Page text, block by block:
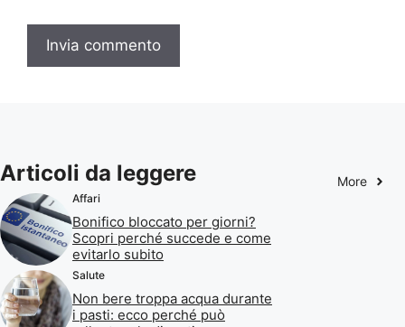
Articoli da leggere More
Affari
Bonifico bloccato per giorni?
Scopri perché succede e come
evitarlo subito
Salute
Non bere troppa acqua durante
i pasti: ecco perché può